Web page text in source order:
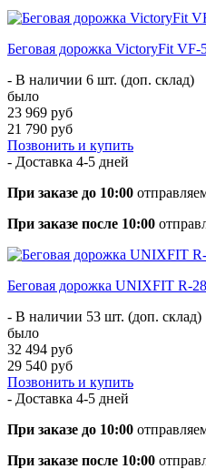
Беговая дорожка VictoryFit VF-
- В наличии 6 шт. (доп. склад)
было
23 969 руб
21 790 руб
Позвонить и купить
- Доставка 4-5 дней
При заказе до 10:00
При заказе после 10:00
Беговая дорожка UNIXFIT R-
- В наличии 53 шт. (доп. склад)
было
32 494 руб
29 540 руб
Позвонить и купить
- Доставка 4-5 дней
При заказе до 10:00
При заказе после 10:00